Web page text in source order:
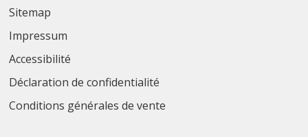
Sitemap
Impressum
Accessibilité
Déclaration de confidentialité
Conditions générales de vente